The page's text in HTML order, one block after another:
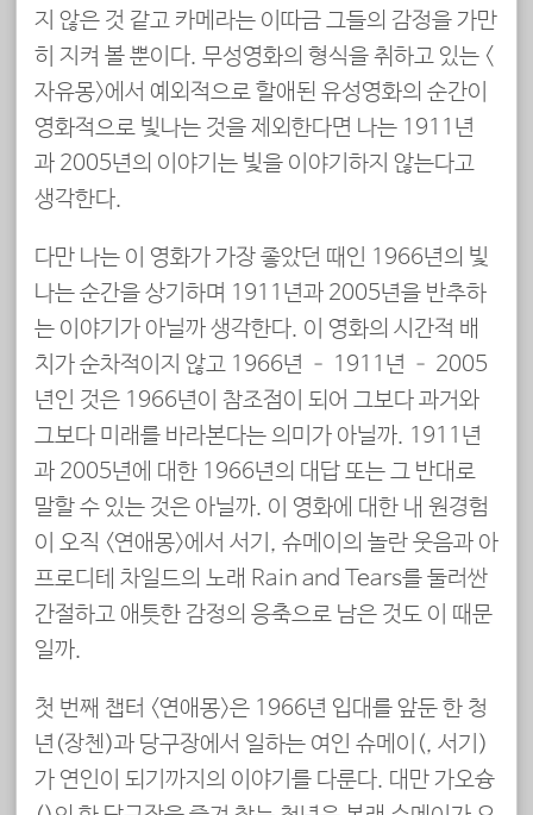
지 않은 것 같고 카메라는 이따금 그들의 감정을 가만
히 지켜 볼 뿐이다. 무성영화의 형식을 취하고 있는 <
자유몽>에서 예외적으로 할애된 유성영화의 순간이
영화적으로 빛나는 것을 제외한다면 나는 1911년
과 2005년의 이야기는 빛을 이야기하지 않는다고
생각한다.
다만 나는 이 영화가 가장 좋았던 때인 1966년의 빛
나는 순간을 상기하며 1911년과 2005년을 반추하
는 이야기가 아닐까 생각한다. 이 영화의 시간적 배
치가 순차적이지 않고 1966년 – 1911년 – 2005
년인 것은 1966년이 참조점이 되어 그보다 과거와
그보다 미래를 바라본다는 의미가 아닐까. 1911년
과 2005년에 대한 1966년의 대답 또는 그 반대로
말할 수 있는 것은 아닐까. 이 영화에 대한 내 원경험
이 오직 <연애몽>에서 서기, 슈메이의 놀란 웃음과 아
프로디테 차일드의 노래 Rain and Tears를 둘러싼
간절하고 애틋한 감정의 응축으로 남은 것도 이 때문
일까.
첫 번째 챕터 <연애몽>은 1966년 입대를 앞둔 한 청
년(장첸)과 당구장에서 일하는 여인 슈메이(秀美, 서기)
가 연인이 되기까지의 이야기를 다룬다. 대만 가오슝